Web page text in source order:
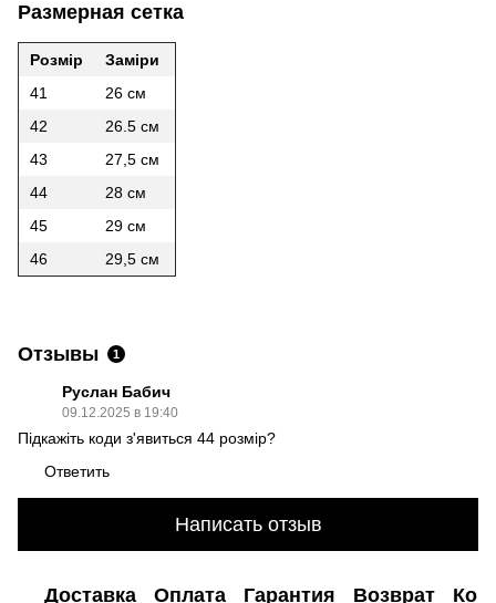
Размерная сетка
Розмір
Заміри
41
26 см
42
26.5 см
43
27,5 см
44
28 см
45
29 см
46
29,5 см
Отзывы 1
Руслан Бабич
09.12.2025 в 19:40
Підкажіть коди з'явиться 44 розмір?
Ответить
Написать отзыв
Доставка Оплата Гарантия Возврат